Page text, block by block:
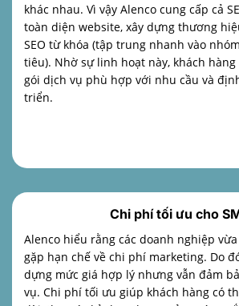
khác nhau. Vì vậy Alenco cung cấp cả
toàn diện website, xây dựng thương
SEO từ khóa (tập trung nhanh vào
tiêu). Nhờ sự linh hoạt này, khách
gói dịch vụ phù hợp với nhu cầu và
triển.
Chi phí tối ưu cho
Alenco hiểu rằng các doanh nghiệp
gặp hạn chế về chi phí marketing. Do
dựng mức giá hợp lý nhưng vẫn đảm
vụ. Chi phí tối ưu giúp khách hàng có